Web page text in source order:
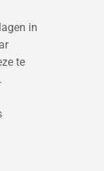
in
te